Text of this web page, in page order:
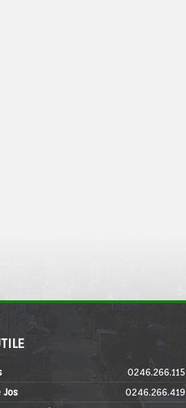
0246.266.115
Jos
0246.266.419